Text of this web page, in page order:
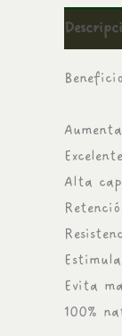
Alta
Evita
100%